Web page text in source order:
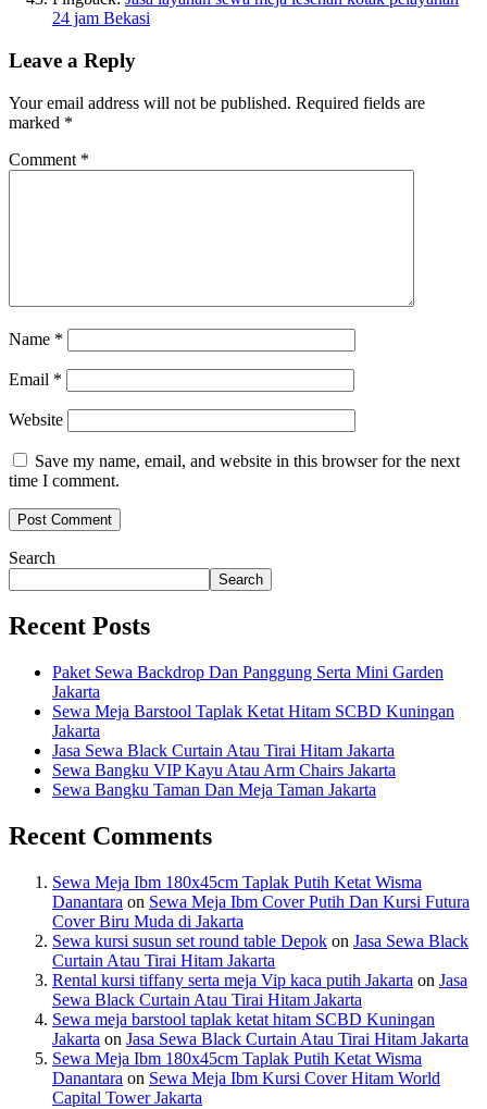
24 jam Bekasi
Leave a Reply
Your email address will not be published. Required fields are
marked *
Comment *
Name *
Email *
Website
Save my name, email, and website in this browser for the next
time I comment.
Search
Search
Recent Posts
Paket Sewa Backdrop Dan Panggung Serta Mini Garden
Jakarta
Sewa Meja Barstool Taplak Ketat Hitam SCBD Kuningan
Jakarta
Jasa Sewa Black Curtain Atau Tirai Hitam Jakarta
Sewa Bangku VIP Kayu Atau Arm Chairs Jakarta
Sewa Bangku Taman Dan Meja Taman Jakarta
Recent Comments
Sewa Meja Ibm 180x45cm Taplak Putih Ketat Wisma
Danantara on Sewa Meja Ibm Cover Putih Dan Kursi Futura
Cover Biru Muda di Jakarta
Sewa kursi susun set round table Depok on Jasa Sewa Black
Curtain Atau Tirai Hitam Jakarta
Rental kursi tiffany serta meja Vip kaca putih Jakarta on Jasa
Sewa Black Curtain Atau Tirai Hitam Jakarta
Sewa meja barstool taplak ketat hitam SCBD Kuningan
Jakarta on Jasa Sewa Black Curtain Atau Tirai Hitam Jakarta
Sewa Meja Ibm 180x45cm Taplak Putih Ketat Wisma
Danantara on Sewa Meja Ibm Kursi Cover Hitam World
Capital Tower Jakarta